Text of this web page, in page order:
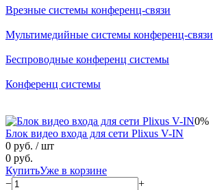
Врезные системы конференц-связи
Мультимедийные системы конференц-связи
Беспроводные конференц системы
Конференц системы
0%
Блок видео входа для сети Plixus V-IN
0 руб. / шт
0 руб.
КупитьУже в корзине
−
+